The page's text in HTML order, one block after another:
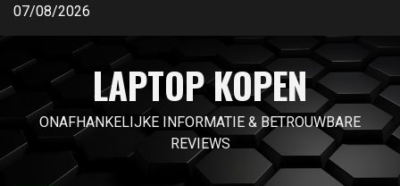
Ga
inhoud
07/08/2026
LAPTOP KOPEN
ONAFHANKELIJKE INFORMATIE & BETROUWBARE
REVIEWS